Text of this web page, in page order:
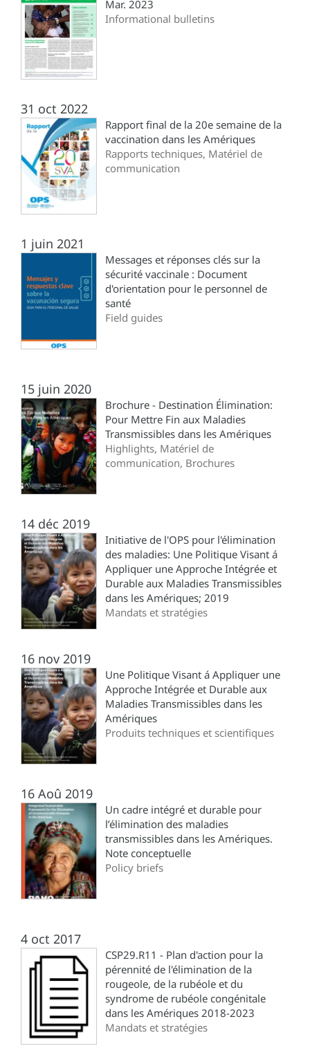
Mar. 2023
Informational bulletins
31 oct 2022
Rapport final de la 20e semaine de la
vaccination dans les Amériques
Rapports techniques, Matériel de
communication
1 juin 2021
Messages et réponses clés sur la
sécurité vaccinale : Document
d'orientation pour le personnel de
santé
Field guides
15 juin 2020
Brochure - Destination Élimination:
Pour Mettre Fin aux Maladies
Transmissibles dans les Amériques
Highlights, Matériel de
communication, Brochures
14 déc 2019
Initiative de l'OPS pour l'élimination
des maladies: Une Politique Visant á
Appliquer une Approche Intégrée et
Durable aux Maladies Transmissibles
dans les Amériques; 2019
Mandats et stratégies
16 nov 2019
Une Politique Visant á Appliquer une
Approche Intégrée et Durable aux
Maladies Transmissibles dans les
Amériques
Produits techniques et scientifiques
16 Aoû 2019
Un cadre intégré et durable pour
l’élimination des maladies
transmissibles dans les Amériques.
Note conceptuelle
Policy briefs
4 oct 2017
CSP29.R11 - Plan d'action pour la
pérennité de l'élimination de la
rougeole, de la rubéole et du
syndrome de rubéole congénitale
dans les Amériques 2018-2023
Mandats et stratégies